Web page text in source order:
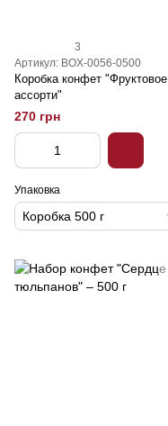
3
Артикул: BOX-0056-0500
Коробка конфет "Фруктовое
ассорти"
270 грн
Упаковка
Коробка 500 г